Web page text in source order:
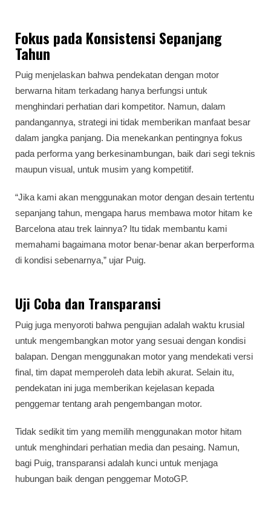
Fokus pada Konsistensi Sepanjang
Tahun
Puig menjelaskan bahwa pendekatan dengan motor
berwarna hitam terkadang hanya berfungsi untuk
menghindari perhatian dari kompetitor. Namun, dalam
pandangannya, strategi ini tidak memberikan manfaat besar
dalam jangka panjang. Dia menekankan pentingnya fokus
pada performa yang berkesinambungan, baik dari segi teknis
maupun visual, untuk musim yang kompetitif.
“Jika kami akan menggunakan motor dengan desain tertentu
sepanjang tahun, mengapa harus membawa motor hitam ke
Barcelona atau trek lainnya? Itu tidak membantu kami
memahami bagaimana motor benar-benar akan berperforma
di kondisi sebenarnya,” ujar Puig.
Uji Coba dan Transparansi
Puig juga menyoroti bahwa pengujian adalah waktu krusial
untuk mengembangkan motor yang sesuai dengan kondisi
balapan. Dengan menggunakan motor yang mendekati versi
final, tim dapat memperoleh data lebih akurat. Selain itu,
pendekatan ini juga memberikan kejelasan kepada
penggemar tentang arah pengembangan motor.
Tidak sedikit tim yang memilih menggunakan motor hitam
untuk menghindari perhatian media dan pesaing. Namun,
bagi Puig, transparansi adalah kunci untuk menjaga
hubungan baik dengan penggemar MotoGP.